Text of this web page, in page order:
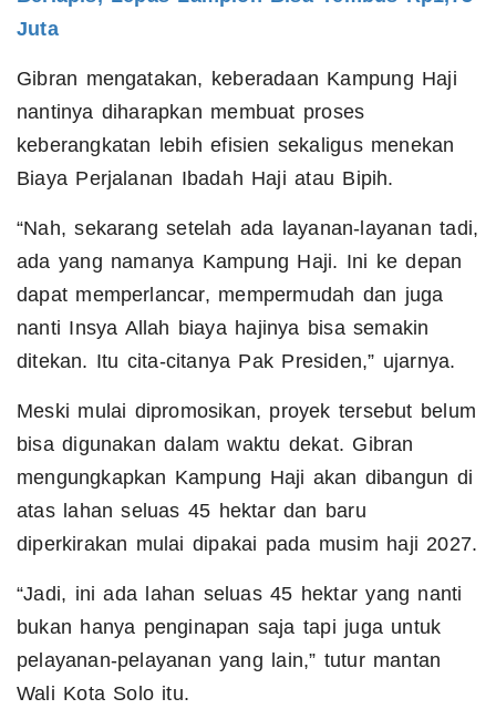
Juta
Gibran mengatakan, keberadaan Kampung Haji
nantinya diharapkan membuat proses
keberangkatan lebih efisien sekaligus menekan
Biaya Perjalanan Ibadah Haji atau Bipih.
“Nah, sekarang setelah ada layanan-layanan tadi,
ada yang namanya Kampung Haji. Ini ke depan
dapat memperlancar, mempermudah dan juga
nanti Insya Allah biaya hajinya bisa semakin
ditekan. Itu cita-citanya Pak Presiden,” ujarnya.
Meski mulai dipromosikan, proyek tersebut belum
bisa digunakan dalam waktu dekat. Gibran
mengungkapkan Kampung Haji akan dibangun di
atas lahan seluas 45 hektar dan baru
diperkirakan mulai dipakai pada musim haji 2027.
“Jadi, ini ada lahan seluas 45 hektar yang nanti
bukan hanya penginapan saja tapi juga untuk
pelayanan-pelayanan yang lain,” tutur mantan
Wali Kota Solo itu.